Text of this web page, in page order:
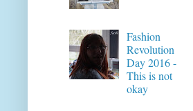
Fashion
Revolution
Day 2016 -
This is not
okay